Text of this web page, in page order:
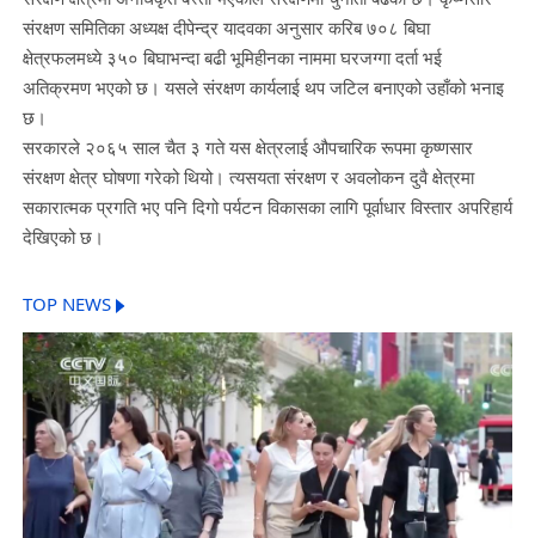
संरक्षण समितिका अध्यक्ष दीपेन्द्र यादवका अनुसार करिब ७०८ बिघा
क्षेत्रफलमध्ये ३५० बिघाभन्दा बढी भूमिहीनका नाममा घरजग्गा दर्ता भई
अतिक्रमण भएको छ। यसले संरक्षण कार्यलाई थप जटिल बनाएको उहाँको भनाइ
छ।
सरकारले २०६५ साल चैत ३ गते यस क्षेत्रलाई औपचारिक रूपमा कृष्णसार
संरक्षण क्षेत्र घोषणा गरेको थियो। त्यसयता संरक्षण र अवलोकन दुवै क्षेत्रमा
सकारात्मक प्रगति भए पनि दिगो पर्यटन विकासका लागि पूर्वाधार विस्तार अपरिहार्य
देखिएको छ।
TOP NEWS